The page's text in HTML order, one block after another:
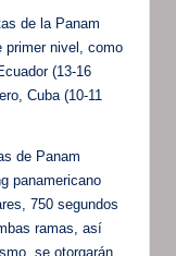
de la Panam
primer nivel, como
(13-16
Cuba (10-11
de Panam
panamericano
750 segundos
ramas, así
se otorgarán